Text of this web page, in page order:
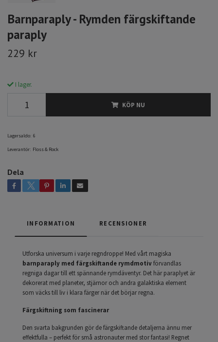
Barnparaply - Rymden färgskiftande
paraply
229 kr
I lager.
KÖP NU
Lagersaldo: 6
Leverantör: Floss & Rock
Dela
INFORMATION RECENSIONER
Utforska universum i varje regndroppe! Med vårt magiska
barnparaply med färgskiftande rymdmotivförvandlas
regniga dagar till ett spännande rymdäventyr. Det här paraplyet är
dekorerat med planeter, stjärnor och andra galaktiska element
som väcks till liv i klara färger när det börjar regna.
Färgskiftning som fascinerar
Den svarta bakgrunden gör de färgskiftande detaljerna ännu mer
effektfulla – perfekt för små astronauter med stor fantasi! Regnet